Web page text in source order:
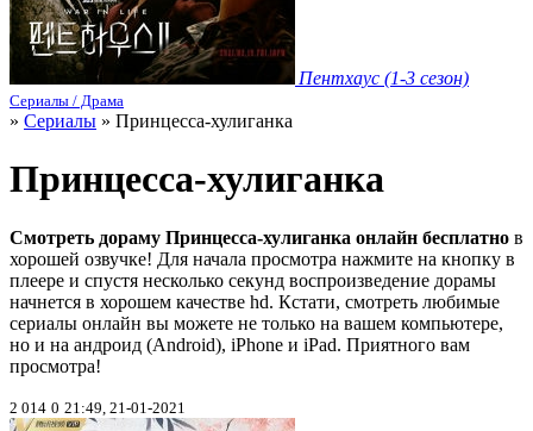
Пентхаус (1-3 сезон)
Сериалы / Драма
» Сериалы » Принцесса-хулиганка
Принцесса-хулиганка
Смотреть дораму Принцесса-хулиганка онлайн бесплатно в
хорошей озвучке! Для начала просмотра нажмите на кнопку в
плеере и спустя несколько секунд воспроизведение дорамы
начнется в хорошем качестве hd. Кстати, смотреть любимые
сериалы онлайн вы можете не только на вашем компьютере,
но и на андроид (Android), iPhone и iPad. Приятного вам
просмотра!
2 014 0 21:49, 21-01-2021